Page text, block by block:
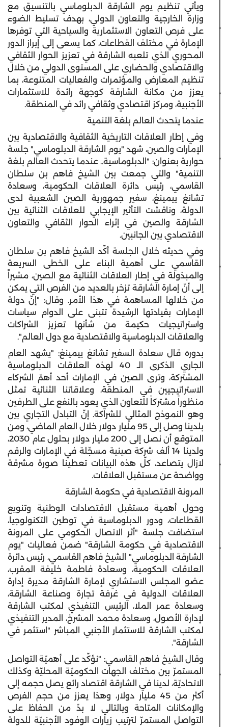
ويأتي تنظيم يوم الشارقة الدبلوماسي بالتنسيق مع
وزارة الخارجية والتعاون الدولي، بهدف تسليط الضوء
على فرص التعاون الاستثمارية والسياحية التي توفرها
الإمارة في مختلف القطاعات، كما يسعى إلى إبراز الدور
المحوري الذي تلعبه الشارقة في تعزيز الحوار الثقافي
والاقتصادي والحضاري على المستوى الدولي من خلال
تنظيم المعارض والمؤتمرات والفعاليات المتنوعة، بما
يعزز من مكانة الشارقة كوجهة رائدة للاستثمارات
الأجنبية، ومركز اقتصادي وثقافي رائد في المنطقة.
عندما يتحدث العالم بلغة التنمية
وفي إطار العلاقات التاريخية الثقافية والاقتصادية بين
الإمارات والصين، شهد "يوم الشارقة الدبلوماسي" جلسة
حوارية بعنوان: "الدبلوماسية.. عندما يتحدث العالم بلغة
التنمية" والتي جمعت بين الشيخ فاهم بن سلطان
القاسمي، رئيس دائرة العلاقات الحكومية، وسعادة
تشانغ ييمينغ، سفير جمهورية الصين الشعبية لدى
الدولة، وناقشت التأثير الإيجابي للعلاقات الثنائية بين
الشارقة والصين في إثراء الحوار الثقافي والتعاون
الاقتصادي بين الجانبين.
وفي حديثه خلال الجلسة أكّد الشيخ فاهم بن سلطان
القاسمي على أهمية البناء على الخطى السريعة
والمبذولة في إطار العلاقات الثنائية مع الصين، مشيراً
إلى أنّ إمارة الشارقة تزخر بالعديد من الفرص التي يمكن
من خلالها المساهمة في هذا الأمر. وقال: "إنّ دولة
الإمارات بقيادتها الرشيدة تتبنى على الدوام سياسات
واستراتيجيات حكيمة من شأنها تعزيز الشراكات
والعلاقات الدبلوماسية والاقتصادية مع دول العالم".
بدوره قال سعادة السفير تشانغ ييمينغ: "يشهد العام
الجاري الذكرى الـ 40 لهذه العلاقات الدبلوماسية
المشتركة، وترى الصين في الإمارات أحد أهمّ الشركاء
الاستراتيجيين في المنطقة، وعلاقاتنا الثنائية تمثل
منظوراً مشتركاً للتعاون الذي يعود بالنفع على الطرفين
وهو النموذج المثالي للشراكة. إنّ التبادل التجاري بين
بلدينا وصل إلى 95 مليار دولار خلال العام الماضي، ومن
المتوقع أن نصل إلى 200 مليار دولار بحلول عام 2030،
ولدينا 14 ألف شركة صينية مسجّلة في الإمارات والرقم
لازال يتصاعد، كلّ هذه البيانات تعطينا صورة مشرقة
وواضحة عن مستقبل العلاقات.
المرونة الاقتصادية في حكومة الشارقة
وحول أهمية مستقبل الاقتصادات الوطنية وتنويع
القطاعات، ودور الدبلوماسية في توطين التكنولوجيا،
استضافت جلسة "أثر الاتصال الحكومي على المرونة
الاقتصادية في حكومة الشارقة" ضمن فعاليات "يوم
الشارقة الدبلوماسي" الشيخ فاهم القاسمي، رئيس دائرة
العلاقات الحكومية، وسعادة فاطمة خليفة المقرب،
عضو المجلس الاستشاري لإمارة الشارقة مديرة إدارة
العلاقات الدولية في غرفة تجارة وصناعة الشارقة،
وسعادة عمر الملا، الرئيس التنفيذي لمكتب الشارقة
لإدارة الأصول، وسعادة محمد المشرخ، المدير التنفيذي
لمكتب الشارقة للاستثمار الأجنبي المباشر "استثمر في
الشارقة".
وقال الشيخ فاهم القاسمي: "نؤكّد على أهميّة التواصل
المستمرّ بين مختلف الجهات الحكوميّة المحليّة وكذلك
الاتحاديّة، لدينا في الشارقة اقتصاد رائع يصل حجمه إلى
أكثر من 45 مليار دولار، وهذا يعزز من حجم الفرص
والإمكانات المتاحة وبالتالي لا بدّ من الحفاظ على
التواصل المستمرّ لترتيب زيارات الوفود الأجنبيّة للدولة